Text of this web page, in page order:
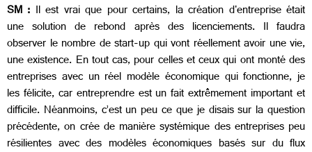
SM : Il est vrai que pour certains, la création d'entreprise était
une solution de rebond après des licenciements. Il faudra
observer le nombre de start-up qui vont réellement avoir une vie,
une existence. En tout cas, pour celles et ceux qui ont monté des
entreprises avec un réel modèle économique qui fonctionne, je
les félicite, car entreprendre est un fait extrêmement important et
difficile. Néanmoins, c’est un peu ce que je disais sur la question
précédente, on crée de manière systémique des entreprises peu
résilientes avec des modèles économiques basés sur du flux